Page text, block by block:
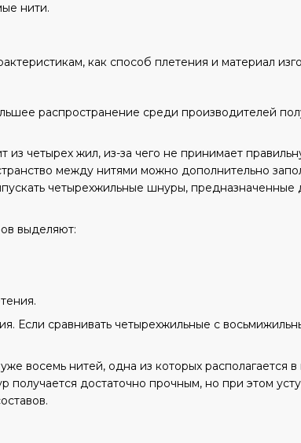
нити.
как способ плетения и материал
распространение среди производителей
четырех жил, из-за чего не принимает
между нитями можно дополнительно
четырехжильные шнуры, предназначенные
выделяют:
Если сравнивать четырехжильные с
восемь нитей, одна из которых располагается
достаточно прочным, но при этом